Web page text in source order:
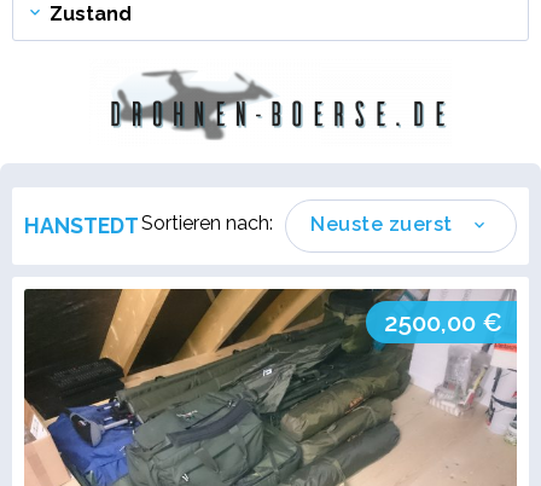
Zustand
HANSTEDT Neuste zuerst
Sortieren nach:
2500,00 €